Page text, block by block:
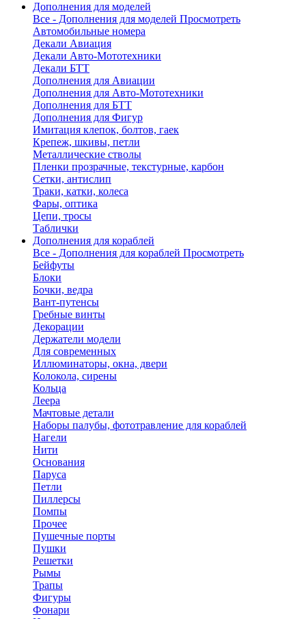
Дополнения для моделей
Все - Дополнения для моделей Просмотреть
Автомобильные номера
Декали Авиация
Декали Авто-Мототехники
Декали БТТ
Дополнения для Авиации
Дополнения для Авто-Мототехники
Дополнения для БТТ
Дополнения для Фигур
Имитация клепок, болтов, гаек
Крепеж, шкивы, петли
Металлические стволы
Пленки прозрачные, текстурные, карбон
Сетки, антислип
Траки, катки, колеса
Фары, оптика
Цепи, тросы
Таблички
Дополнения для кораблей
Все - Дополнения для кораблей Просмотреть
Бейфуты
Блоки
Бочки, ведра
Вант-путенсы
Гребные винты
Декорации
Держатели модели
Для современных
Иллюминаторы, окна, двери
Колокола, сирены
Кольца
Леера
Мачтовые детали
Наборы палубы, фототравление для кораблей
Нагели
Нити
Основания
Паруса
Петли
Пиллерсы
Помпы
Прочее
Пушечные порты
Пушки
Решетки
Рымы
Трапы
Фигуры
Фонари